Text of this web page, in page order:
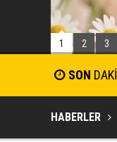
1 2 3
HABERLER